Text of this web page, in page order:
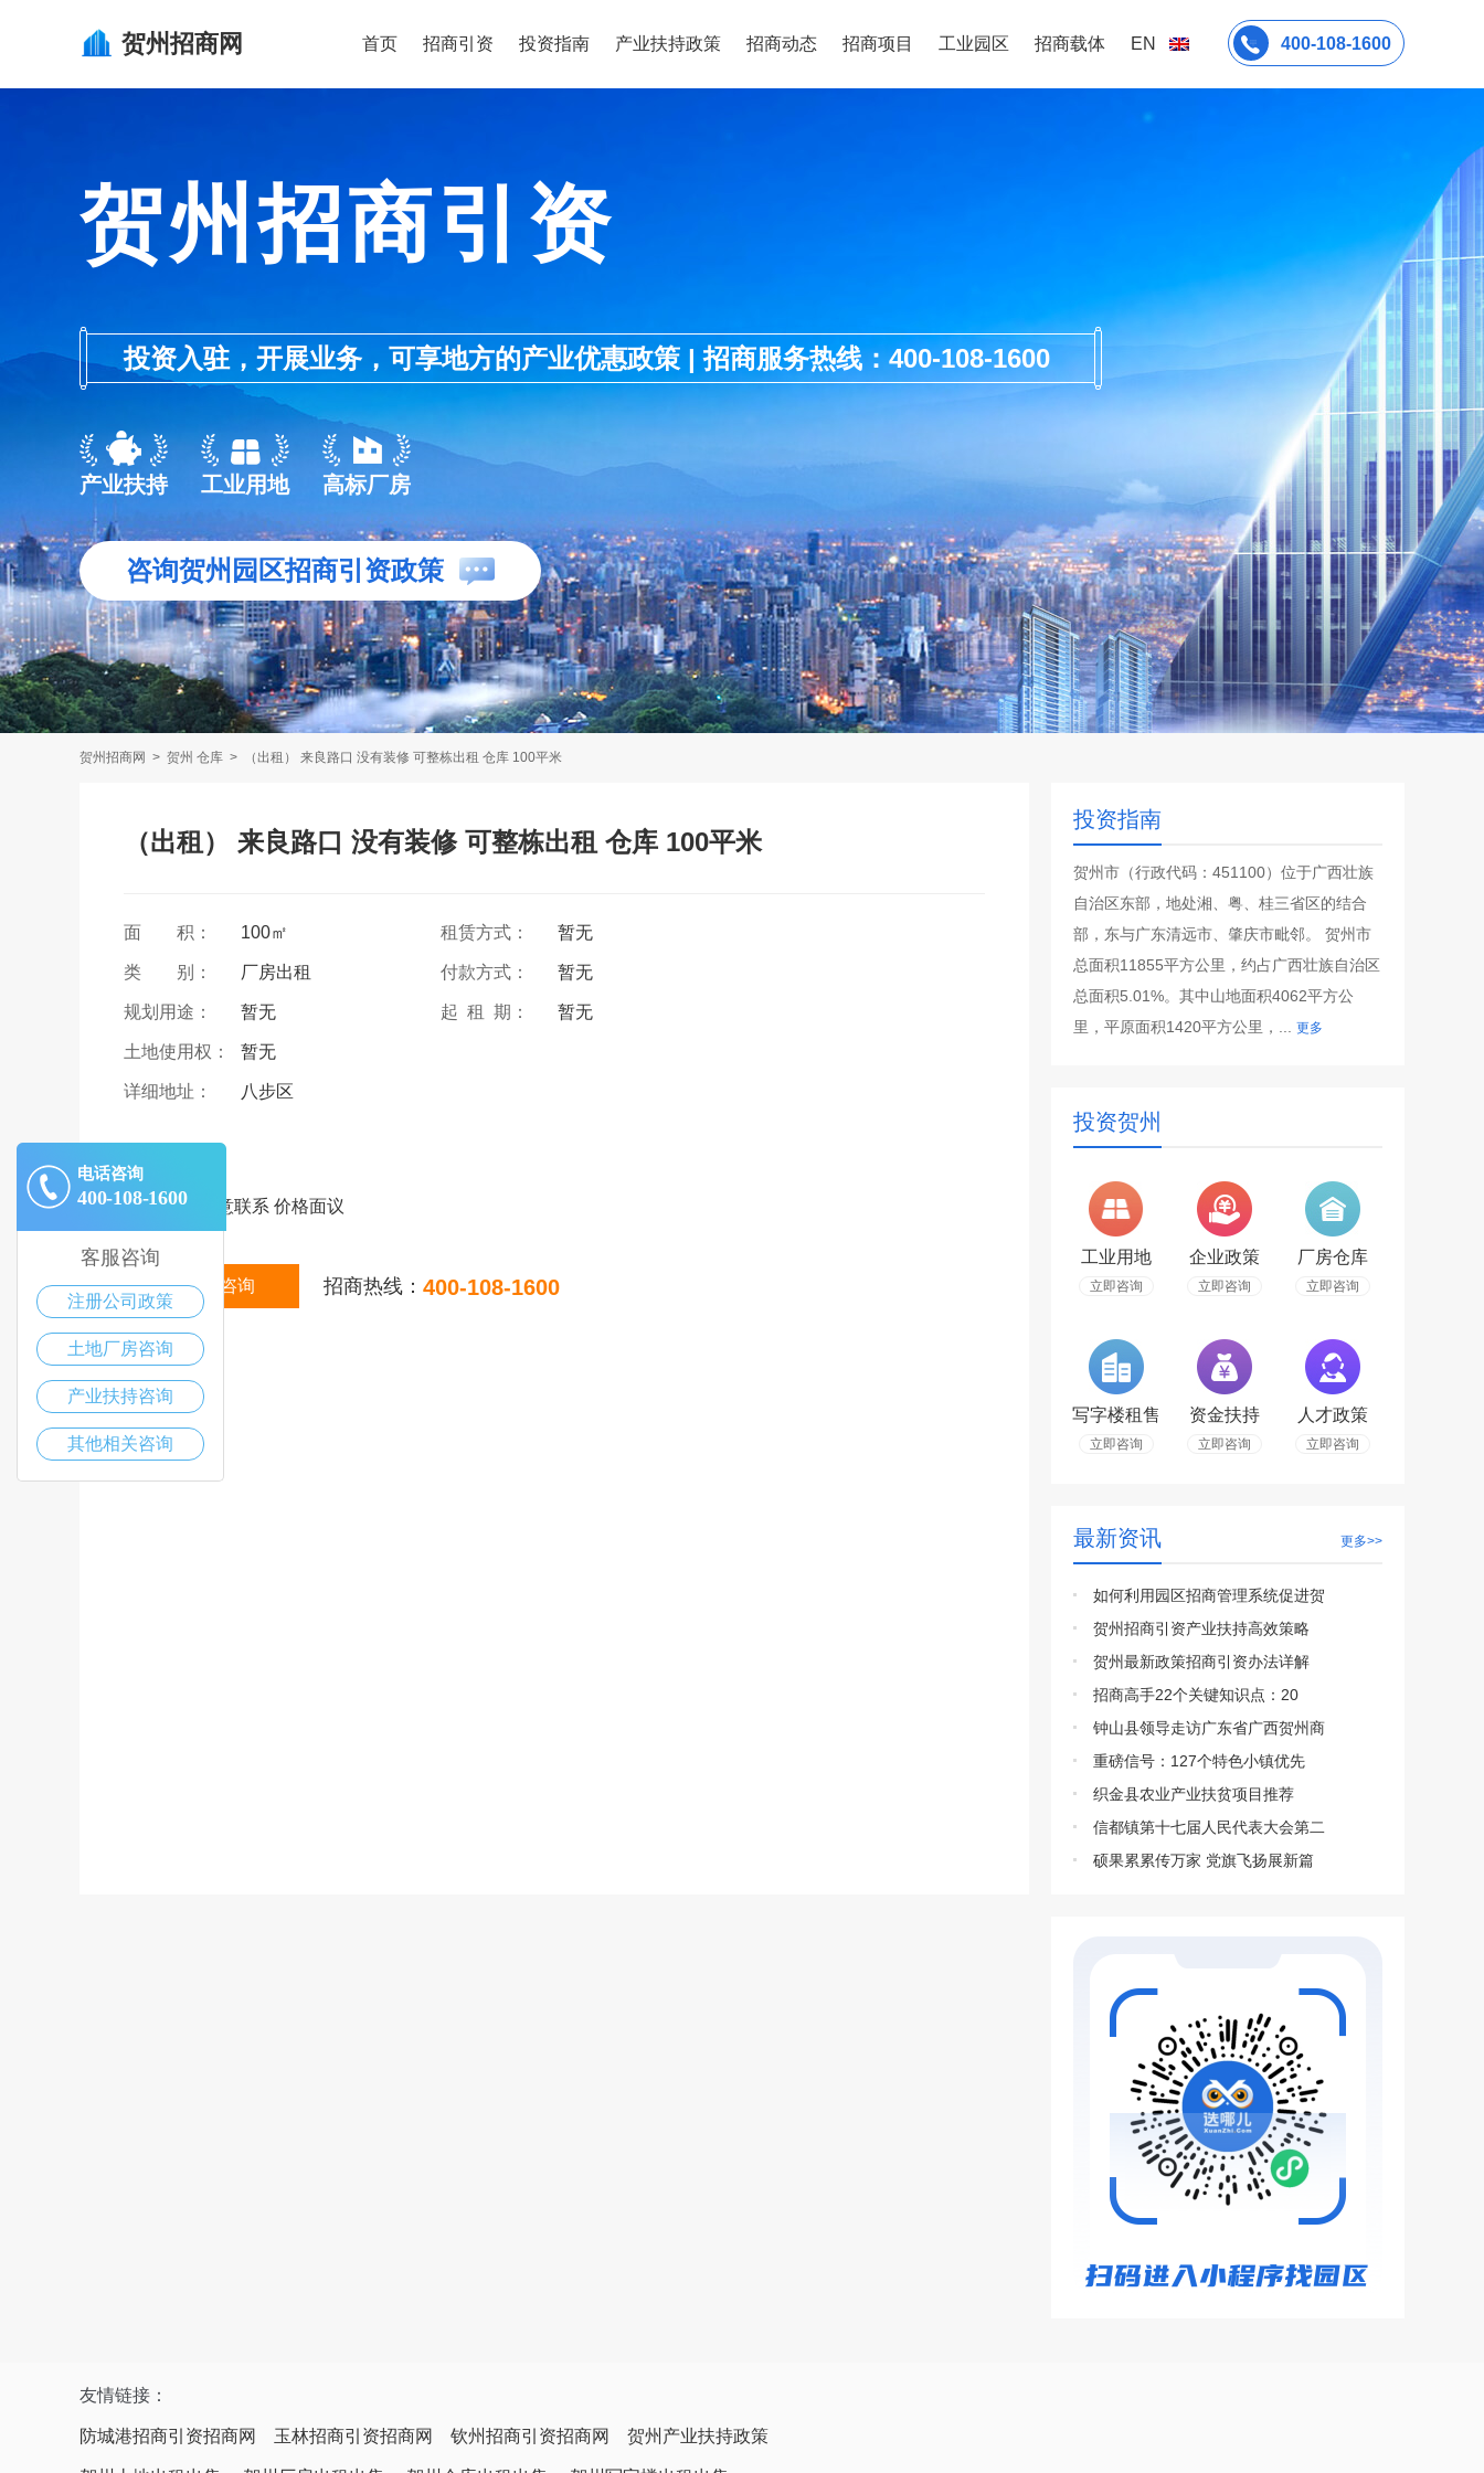
贺州招商网 首页 招商引资 投资指南 产业扶持政策 招商动态 招商项目 工业园区 招商载体 EN 400-108-1600
贺州招商引资
投资入驻，开展业务，可享地方的产业优惠政策 | 招商服务热线：400-108-1600
产业扶持 工业用地 高标厂房
咨询贺州园区招商引资政策
贺州招商网 > 贺州 仓库 > （出租） 来良路口 没有装修 可整栋出租 仓库 100平米
（出租） 来良路口 没有装修 可整栋出租 仓库 100平米
面 积： 100㎡ 租赁方式： 暂无
类 别： 厂房出租 付款方式： 暂无
规划用途： 暂无 起 租 期： 暂无
土地使用权： 暂无
详细地址： 八步区
整栋出租 有意联系 价格面议
在线咨询 招商热线： 400-108-1600
投资指南
贺州市（行政代码：451100）位于广西壮族
自治区东部，地处湘、粤、桂三省区的结合
部，东与广东清远市、肇庆市毗邻。 贺州市
总面积11855平方公里，约占广西壮族自治区
总面积5.01%。其中山地面积4062平方公
里，平原面积1420平方公里，... 更多
投资贺州
工业用地
立即咨询
企业政策
立即咨询
厂房仓库
立即咨询
写字楼租售
立即咨询
资金扶持
立即咨询
人才政策
立即咨询
最新资讯 更多>>
如何利用园区招商管理系统促进贺
贺州招商引资产业扶持高效策略
贺州最新政策招商引资办法详解
招商高手22个关键知识点：20
钟山县领导走访广东省广西贺州商
重磅信号：127个特色小镇优先
织金县农业产业扶贫项目推荐
信都镇第十七届人民代表大会第二
硕果累累传万家 党旗飞扬展新篇
友情链接：
防城港招商引资招商网 玉林招商引资招商网 钦州招商引资招商网 贺州产业扶持政策
电话咨询
400-108-1600
客服咨询
注册公司政策
土地厂房咨询
产业扶持咨询
其他相关咨询